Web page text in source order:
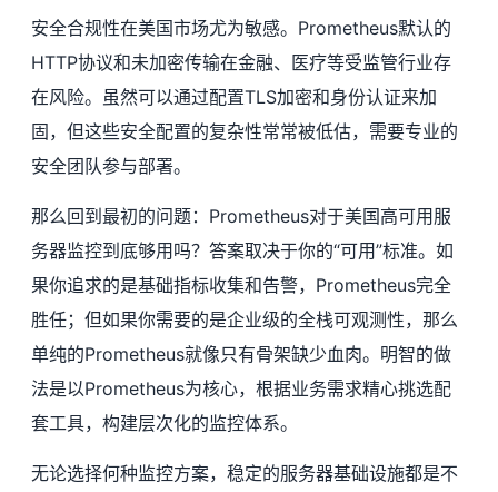
安全合规性在美国市场尤为敏感。Prometheus默认的
HTTP协议和未加密传输在金融、医疗等受监管行业存
在风险。虽然可以通过配置TLS加密和身份认证来加
固，但这些安全配置的复杂性常常被低估，需要专业的
安全团队参与部署。
那么回到最初的问题：Prometheus对于美国高可用服
务器监控到底够用吗？答案取决于你的“可用”标准。如
果你追求的是基础指标收集和告警，Prometheus完全
胜任；但如果你需要的是企业级的全栈可观测性，那么
单纯的Prometheus就像只有骨架缺少血肉。明智的做
法是以Prometheus为核心，根据业务需求精心挑选配
套工具，构建层次化的监控体系。
无论选择何种监控方案，稳定的服务器基础设施都是不